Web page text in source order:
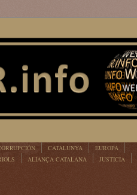
CATALUNYA
EUROPA
ALIANÇA CATALANA JUSTICIA